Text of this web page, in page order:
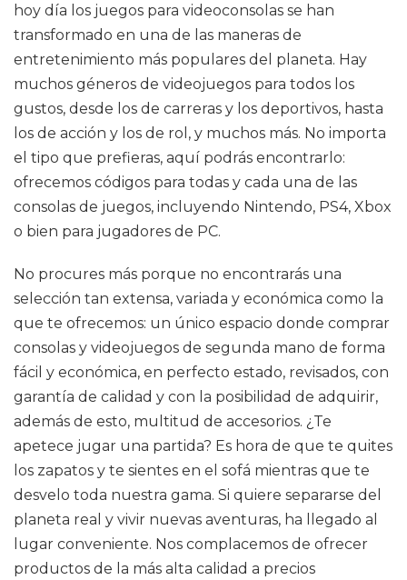
hoy día los juegos para videoconsolas se han
transformado en una de las maneras de
entretenimiento más populares del planeta. Hay
muchos géneros de videojuegos para todos los
gustos, desde los de carreras y los deportivos, hasta
los de acción y los de rol, y muchos más. No importa
el tipo que prefieras, aquí podrás encontrarlo:
ofrecemos códigos para todas y cada una de las
consolas de juegos, incluyendo Nintendo, PS4, Xbox
o bien para jugadores de PC.
No procures más porque no encontrarás una
selección tan extensa, variada y económica como la
que te ofrecemos: un único espacio donde comprar
consolas y videojuegos de segunda mano de forma
fácil y económica, en perfecto estado, revisados, con
garantía de calidad y con la posibilidad de adquirir,
además de esto, multitud de accesorios. ¿Te
apetece jugar una partida? Es hora de que te quites
los zapatos y te sientes en el sofá mientras que te
desvelo toda nuestra gama. Si quiere separarse del
planeta real y vivir nuevas aventuras, ha llegado al
lugar conveniente. Nos complacemos de ofrecer
productos de la más alta calidad a precios